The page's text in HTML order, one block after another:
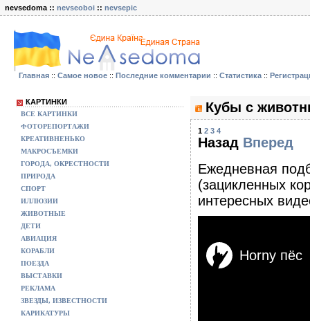
nevsedoma :: nevseoboi :: nevsepic
Главная :: Самое новое :: Последние комментарии :: Статистика ::
КАРТИНКИ
ВСЕ КАРТИНКИ
ФОТОРЕПОРТАЖИ
КРЕАТИВНЕНЬКО
МАКРОСЪЕМКИ
ГОРОДА, ОКРЕСТНОСТИ
ПРИРОДА
СПОРТ
ИЛЛЮЗИИ
ЖИВОТНЫЕ
ДЕТИ
АВИАЦИЯ
КОРАБЛИ
ПОЕЗДА
ВЫСТАВКИ
РЕКЛАМА
ЗВЕЗДЫ, ИЗВЕСТНОСТИ
КАРИКАТУРЫ
Кубы с
1 2 3 4
Назад Вперед
Eжедневная
(зацикленных
интересных